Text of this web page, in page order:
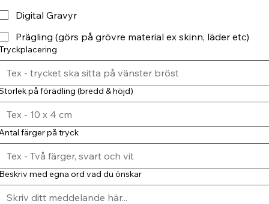
Digital Gravyr
Prägling (görs på grövre material ex skinn, läder etc)
på förädling (bredd & höjd)
färger på tryck
med egna ord vad du önskar